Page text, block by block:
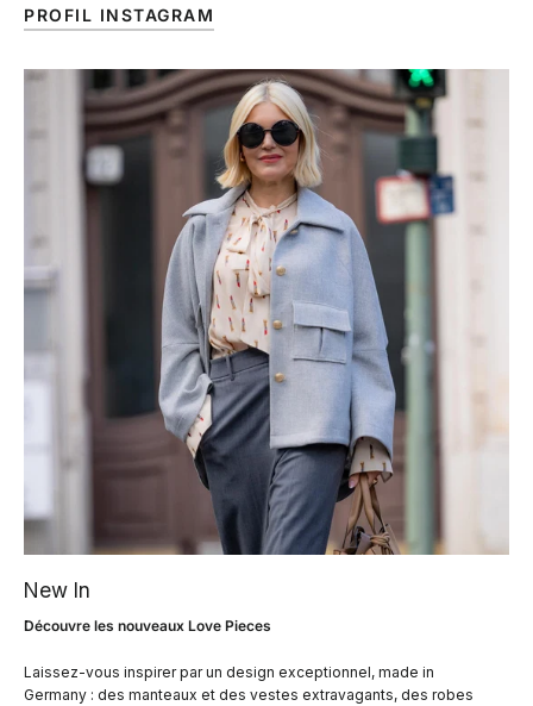
PROFIL INSTAGRAM
New In
Découvre les nouveaux Love Pieces
Laissez-vous inspirer par un design exceptionnel, made in
Germany : des manteaux et des vestes extravagants, des robes